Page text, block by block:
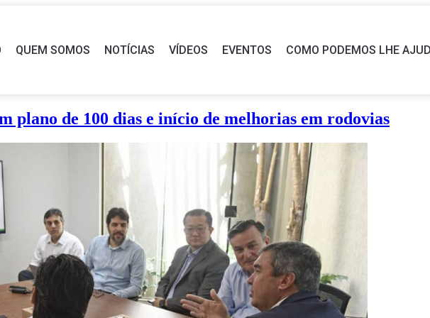
QUEM SOMOS NOTÍCIAS VÍDEOS EVENTOS COMO PODEMOS LHE
plano de 100 dias e início de melhorias em rodovias